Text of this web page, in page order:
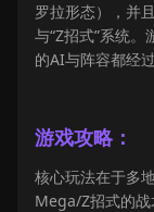
罗拉形态），并
与“Z招式”系统
的AI与阵容都经
游戏攻略：
核心玩法在于多
Mega/Z招式的战